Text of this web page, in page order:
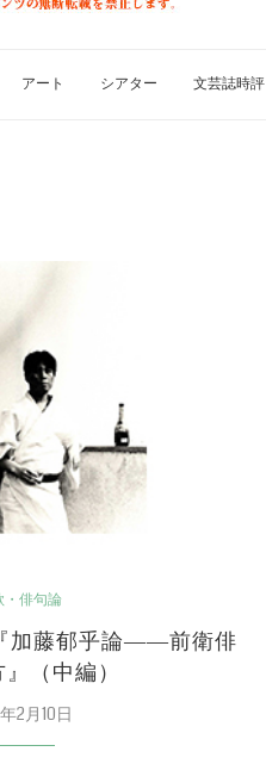
アート シアター 文芸誌時評
・俳句論
加藤郁乎論――前衛俳
（中編）
2月10日